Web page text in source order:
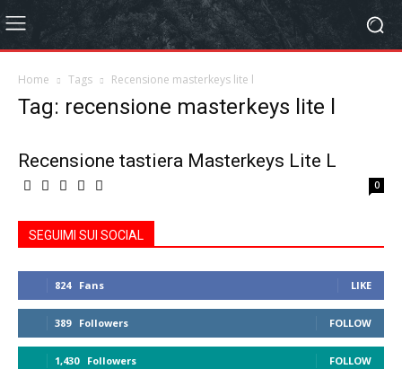
Home Tags Recensione masterkeys lite l
Tag: recensione masterkeys lite l
Recensione tastiera Masterkeys Lite L
0
SEGUIMI SUI SOCIAL
824 Fans LIKE
389 Followers FOLLOW
1,430 Followers FOLLOW